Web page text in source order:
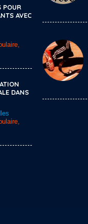
POUR
AVEC
DANS